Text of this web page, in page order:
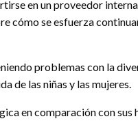
en un proveedor
se esfuerza
problemas con la
de las niñas y las mujeres.
en comparación con